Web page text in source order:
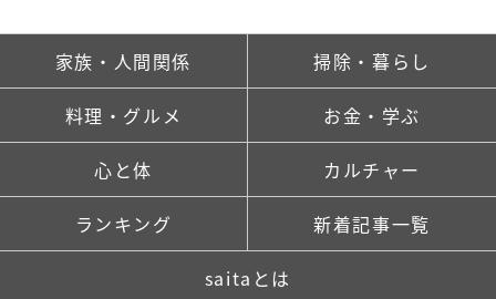
家族・人間関係 掃除・暮らし
料理・グルメ お金・学ぶ
心と体 カルチャー
ランキング 新着記事一覧
saitaとは